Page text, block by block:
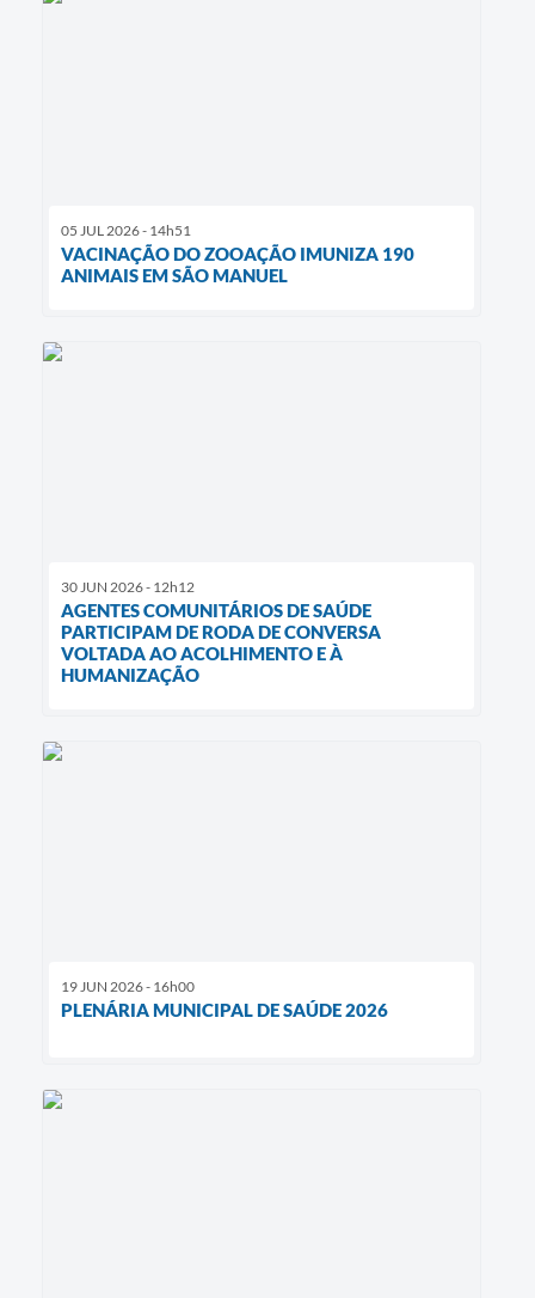
05 JUL 2026 - 14h51
VACINAÇÃO DO ZOOAÇÃO IMUNIZA 190
ANIMAIS EM SÃO MANUEL
30 JUN 2026 - 12h12
AGENTES COMUNITÁRIOS DE SAÚDE
PARTICIPAM DE RODA DE CONVERSA
VOLTADA AO ACOLHIMENTO E À
HUMANIZAÇÃO
19 JUN 2026 - 16h00
PLENÁRIA MUNICIPAL DE SAÚDE 2026